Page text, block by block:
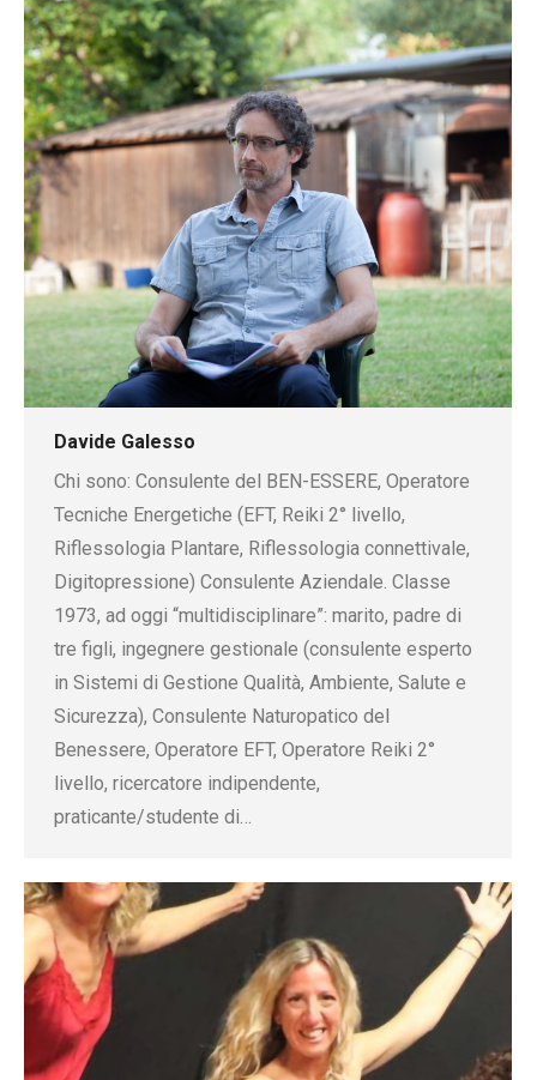
sito
web
Davide Galesso
Chi sono: Consulente del BEN-ESSERE, Operatore
Tecniche Energetiche (EFT, Reiki 2° livello,
Riflessologia Plantare, Riflessologia connettivale,
Digitopressione) Consulente Aziendale. Classe
1973, ad oggi “multidisciplinare”: marito, padre di
tre figli, ingegnere gestionale (consulente esperto
in Sistemi di Gestione Qualità, Ambiente, Salute e
Sicurezza), Consulente Naturopatico del
Benessere, Operatore EFT, Operatore Reiki 2°
livello, ricercatore indipendente,
praticante/studente di…